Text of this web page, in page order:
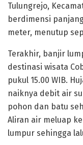
Tulungrejo,
berdimensi
meter, menutup
Terakhir, banjir
destinasi wisata
pukul 15.00 WIB.
naiknya debit air
pohon dan batu
Aliran air meluap
lumpur sehingga